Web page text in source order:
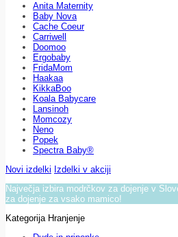
Anita Maternity
Baby Nova
Cache Coeur
Carriwell
Doomoo
Ergobaby
FridaMom
Haakaa
KikkaBoo
Koala Babycare
Lansinoh
Momcozy
Neno
Popek
Spectra Baby®
Novi izdelki Izdelki v akciji
Največja izbira modrčkov za dojenje v
za dojenje za vsako mamico!
Kategorija Hranjenje